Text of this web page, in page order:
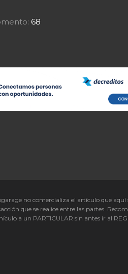
68
no comercializa el artículo que aquí
que se realice entre las partes.
a un PARTICULAR sin antes ir al